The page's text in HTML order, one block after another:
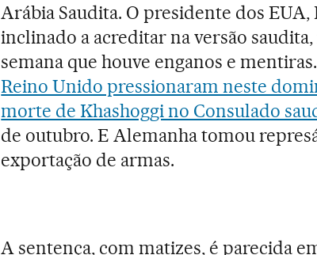
Arábia Saudita. O presidente dos
inclinado a acreditar na versão
semana que houve enganos e mentiras.
Reino Unido pressionaram neste
morte de Khashoggi no Consulado
de outubro. E Alemanha tomou
exportação de armas.
A sentença, com matizes, é parecida